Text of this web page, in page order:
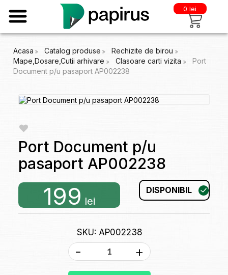
0 lei
Acasa Catalog produse
Rechizite de birou
Mape,Dosare,Cutii arhivare
Clasoare carti vizita
Port
Document p/u pasaport AP002238
Port Document p/u
pasaport AP002238
199 lei
DISPONIBIL
SKU: AP002238
- +